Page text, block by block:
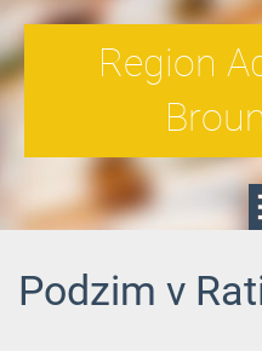
Region
Podzim v